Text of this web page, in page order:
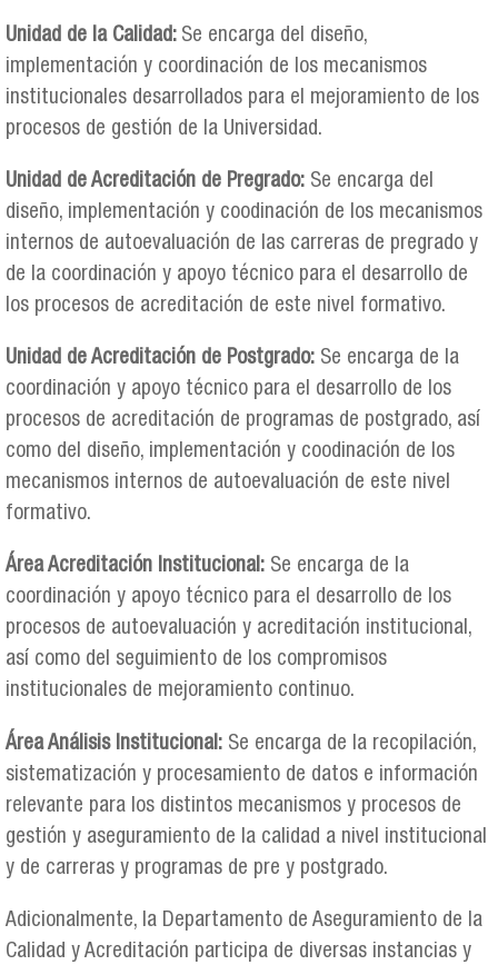
Unidad de la Calidad: Se encarga del diseño,
implementación y coordinación de los mecanismos
institucionales desarrollados para el mejoramiento de los
procesos de gestión de la Universidad.
Unidad de Acreditación de Pregrado: Se encarga del
diseño, implementación y coodinación de los mecanismos
internos de autoevaluación de las carreras de pregrado y
de la coordinación y apoyo técnico para el desarrollo de
los procesos de acreditación de este nivel formativo.
Unidad de Acreditación de Postgrado: Se encarga de la
coordinación y apoyo técnico para el desarrollo de los
procesos de acreditación de programas de postgrado, así
como del diseño, implementación y coodinación de los
mecanismos internos de autoevaluación de este nivel
formativo.
Área Acreditación Institucional: Se encarga de la
coordinación y apoyo técnico para el desarrollo de los
procesos de autoevaluación y acreditación institucional,
así como del seguimiento de los compromisos
institucionales de mejoramiento continuo.
Área Análisis Institucional: Se encarga de la recopilación,
sistematización y procesamiento de datos e información
relevante para los distintos mecanismos y procesos de
gestión y aseguramiento de la calidad a nivel institucional
y de carreras y programas de pre y postgrado.
Adicionalmente, la Departamento de Aseguramiento de la
Calidad y Acreditación participa de diversas instancias y